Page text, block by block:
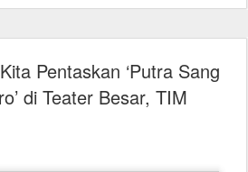
Pentaskan ‘Putra Sang
di Teater Besar, TIM